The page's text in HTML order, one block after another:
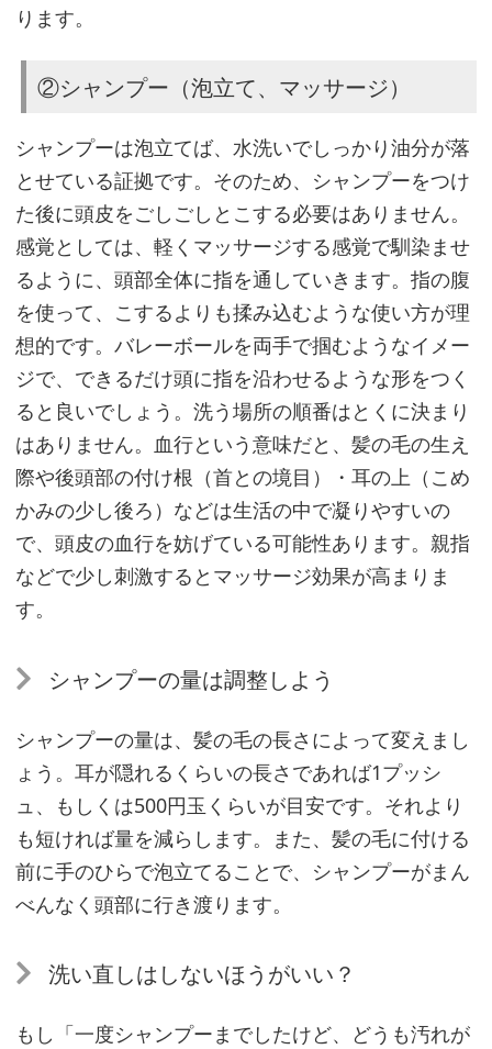
効
を
ア
ッ
プ
さ
せ
る
つ
の
ポ
イ
ン
ト
ポ
ト
頭
皮
を
清
潔
に
て
ら
ります。
②シャンプー（泡立て、マッサージ）
シャンプーは泡立てば、水洗いでしっかり油分が落
とせている証拠です。そのため、シャンプーをつけ
た後に頭皮をごしごしとこする必要はありません。
感覚としては、軽くマッサージする感覚で馴染ませ
るように、頭部全体に指を通していきます。指の腹
を使って、こするよりも揉み込むような使い方が理
想的です。バレーボールを両手で掴むようなイメー
ジで、できるだけ頭に指を沿わせるような形をつく
ると良いでしょう。洗う場所の順番はとくに決まり
はありません。血行という意味だと、髪の毛の生え
際や後頭部の付け根（首との境目）・耳の上（こめ
かみの少し後ろ）などは生活の中で凝りやすいの
で、頭皮の血行を妨げている可能性あります。親指
などで少し刺激するとマッサージ効果が高まりま
す。
シャンプーの量は調整しよう
シャンプーの量は、髪の毛の長さによって変えまし
ょう。耳が隠れるくらいの長さであれば1プッシ
ュ、もしくは500円玉くらいが目安です。それより
も短ければ量を減らします。また、髪の毛に付ける
前に手のひらで泡立てることで、シャンプーがまん
べんなく頭部に行き渡ります。
洗い直しはしないほうがいい？
もし「一度シャンプーまでしたけど、どうも汚れが